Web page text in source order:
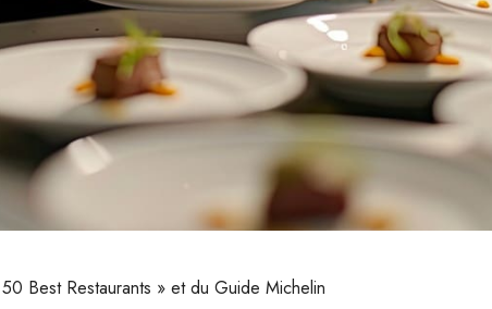
Best Restaurants » et du Guide Michelin